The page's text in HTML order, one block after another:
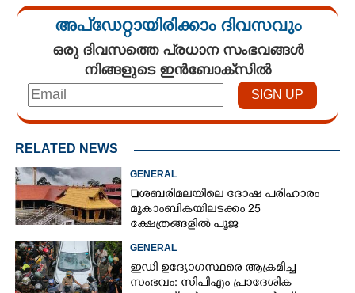
അപ്ഡേറ്റായിരിക്കാം ദിവസവും
ഒരു ദിവസത്തെ പ്രധാന സംഭവങ്ങൾ
നിങ്ങളുടെ ഇൻബോക്സിൽ
RELATED NEWS
GENERAL
ശബരിമലയിലെ ദോഷ പരിഹാരം
മൂകാംബികയിലടക്കം 25
ക്ഷേത്രങ്ങളിൽ പൂജ
GENERAL
ഇഡി ഉദ്യോഗസ്ഥരെ ആക്രമിച്ച
സംഭവം: സിപിഎം പ്രാദേശിക